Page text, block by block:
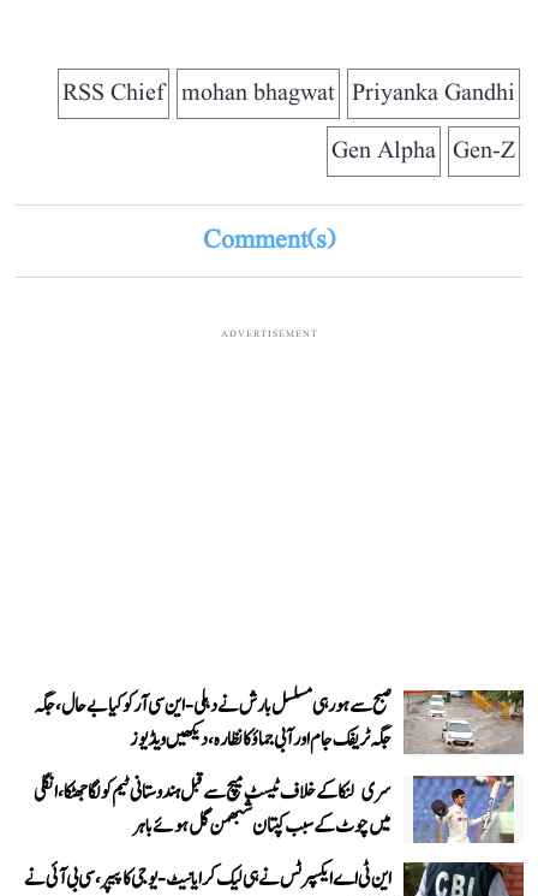
Priyanka Gandhi
mohan bhagwat
RSS Chief
Gen-Z
Gen Alpha
Comment(s)
ADVERTISEMENT
صبح سے ہو رہی مسلسل بارش نے دہلی-این سی آر کو کیا بے حال، جگہ
جگہ ٹریفک جام اور آبی جماؤ کا نظارہ، دیکھیں ویڈیوز
سری لنکا کے خلاف ٹیسٹ میچ سے قبل ہندوستانی ٹیم کو لگا جھٹکا، انگلی
میں چوٹ کے سبب کپتان شبھمن گل ہوئے باہر
این ٹی اے ایکسپرٹس نے ہی لیک کرایا نیٹ-یوجی کا پیپر، سی بی آئی نے